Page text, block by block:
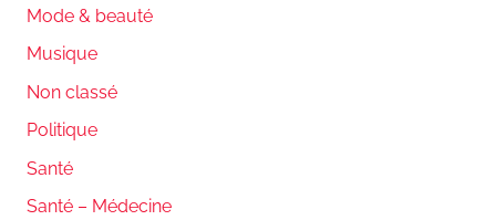
Mode & beauté
Musique
Non classé
Politique
Santé
Santé – Médecine